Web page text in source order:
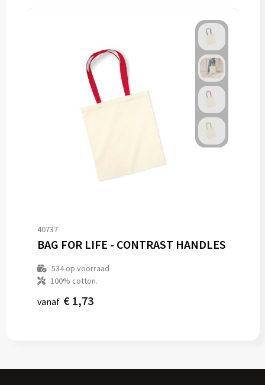
40737
BAG FOR LIFE - CONTRAST HANDLES
534op voorraad
100% cotton.
vanaf € 1,73